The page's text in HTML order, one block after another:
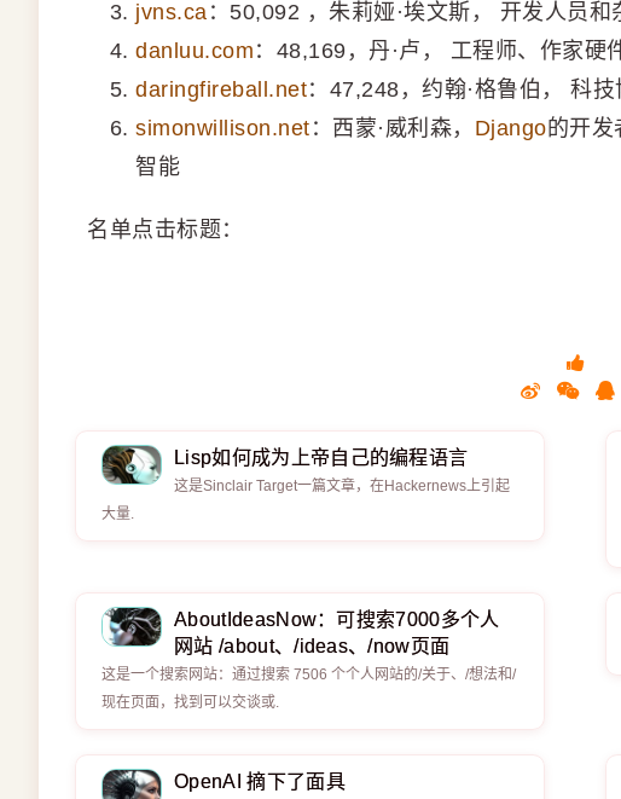
jvns.ca ：50,092 ，朱莉娅·埃文斯， 开发人员
danluu.com ：48,169，丹·卢， 工程师、作家硬
daringfireball.net：47,248，约翰·格鲁伯， 科
simonwillison.net ：西蒙·威利森， Django的开
智能
名单点击标题：
Lisp如何成为上帝自己的编程语言
这是Sinclair Target一篇文章，在Hackernews上引起
大量.
AboutIdeasNow：可搜索7000多个人
网站 /about、/ideas、/now页面
这是一个搜索网站：通过搜索 7506 个个人网站的/关于、/想法和/
现在页面，找到可以交谈或.
OpenAI 摘下了面具